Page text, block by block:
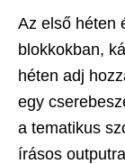
Az első héten
blokkokban,
héten adj
egy
a tematikus
írásos